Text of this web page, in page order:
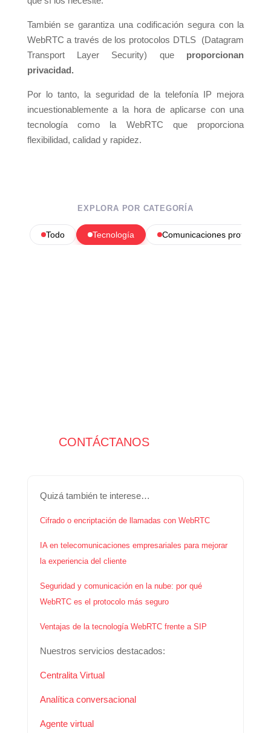
También se garantiza una codificación segura con la
WebRTC a través de los protocolos DTLS (Datagram
Transport Layer Security) que proporcionan
privacidad.
Por lo tanto, la seguridad de la telefonía IP mejora
incuestionablemente a la hora de aplicarse con una
tecnología como la WebRTC que proporciona
flexibilidad, calidad y rapidez.
EXPLORA POR CATEGORÍA
Todo Tecnología Comunicaciones
CONTÁCTANOS
Quizá también te interese…
Cifrado o encriptación de llamadas con WebRTC
IA en telecomunicaciones empresariales para mejorar
la experiencia del cliente
Seguridad y comunicación en la nube: por qué
WebRTC es el protocolo más seguro
Ventajas de la tecnología WebRTC frente a SIP
Nuestros servicios destacados:
Centralita Virtual
Analítica conversacional
Agente virtual